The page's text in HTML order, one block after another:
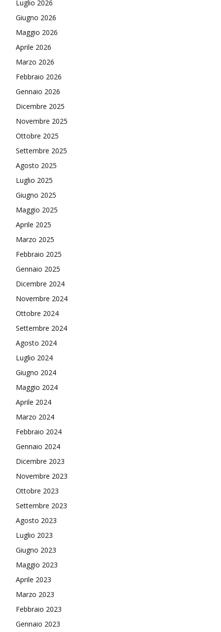
Luglio 2026
Giugno 2026
Maggio 2026
Aprile 2026
Marzo 2026
Febbraio 2026
Gennaio 2026
Dicembre 2025
Novembre 2025
Ottobre 2025
Settembre 2025
Agosto 2025
Luglio 2025
Giugno 2025
Maggio 2025
Aprile 2025
Marzo 2025
Febbraio 2025
Gennaio 2025
Dicembre 2024
Novembre 2024
Ottobre 2024
Settembre 2024
Agosto 2024
Luglio 2024
Giugno 2024
Maggio 2024
Aprile 2024
Marzo 2024
Febbraio 2024
Gennaio 2024
Dicembre 2023
Novembre 2023
Ottobre 2023
Settembre 2023
Agosto 2023
Luglio 2023
Giugno 2023
Maggio 2023
Aprile 2023
Marzo 2023
Febbraio 2023
Gennaio 2023